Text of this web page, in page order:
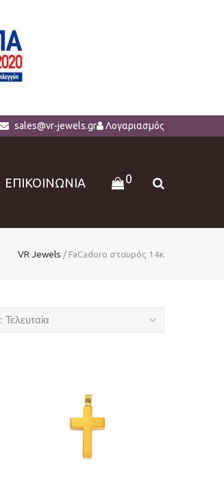
sales@vr-jewels.gr Λογαριασμός
ΕΠΙΚΟΙΝΩΝΙΑ 0
VR Jewels /FaCadoro σταυρός 14κ